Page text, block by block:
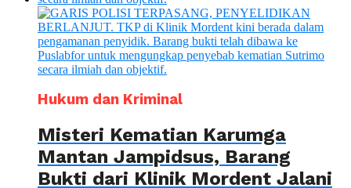
Hukum dan Kriminal
Misteri Kematian Karumga
Mantan Jampidsus, Barang
Bukti dari Klinik Mordent Jalani